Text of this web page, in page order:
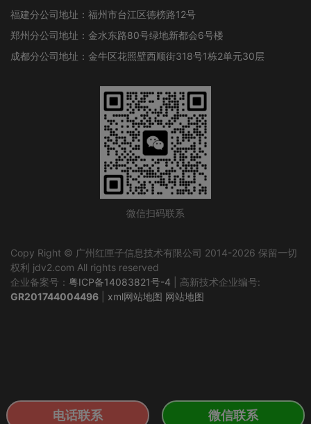
福建分公司地址：福州市台江区德榜路12号
郑州分公司地址：金水东路80号绿地新都会6号楼
成都分公司地址：金牛区花照壁西顺街318号1栋2单元30层
微信扫码联系
Copy Right © 广州红匣子信息技术有限公司 2014-2026 保留一切
权利 jdv2.com All rights reserved
企业备案号： 粤ICP备14083821号-4 | 高新技术企业编号:
GR201744004496
xml网站地图 网站地图
电话联系 微信联系